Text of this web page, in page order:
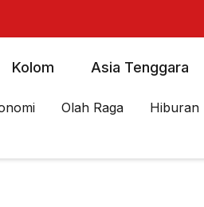
Kolom Asia Tenggara
Olah Raga Hiburan